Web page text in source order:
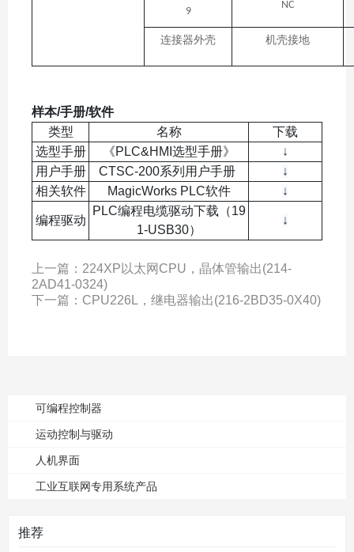
9
NC
连接器外壳 机壳接地
样本/手册/软件
类型
名称
下载
选型手册
《PLC&HMI选型手册》
↓
用户手册
CTSC-200系列用户手册
↓
相关软件
MagicWorks PLC软件 ↓
编程驱动
PLC编程电缆驱动下载（19
1-USB30）
↓
上一篇： 224XP以太网CPU，晶体管输出(214-
2AD41-0324)
下一篇： CPU226L，继电器输出(216-2BD35-0X40)
可编程控制器
运动控制与驱动
人机界面
工业互联网专用系统产品
推荐